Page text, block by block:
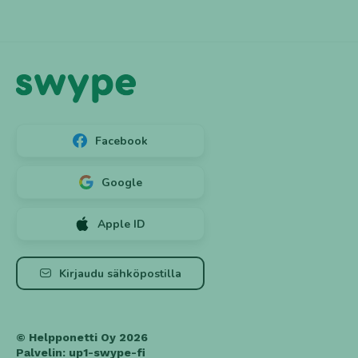
Facebook
Google
Apple ID
Kirjaudu Luo tili ➕
Salasana Unohtuiko? 🤔
Kirjaudu sähköpostilla
© Helpponetti Oy 2026
Palvelin: up1-swype-fi